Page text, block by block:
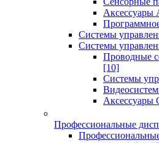
Аксессуары
Системы
Системы
Проводные
[10]
Системы
Аксессуары
Профессиональные